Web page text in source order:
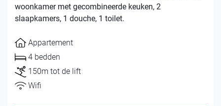
woonkamer met gecombineerde keuken, 2
slaapkamers, 1 douche, 1 toilet.
Appartement
4 bedden
150m tot de lift
Wifi